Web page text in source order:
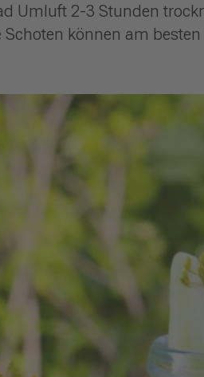
Umluft 2-3 Stunden
Schoten können am